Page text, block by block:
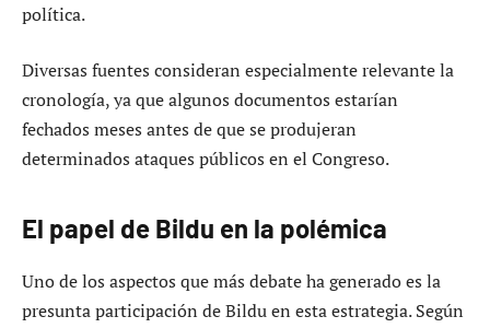
política.
Diversas fuentes consideran especialmente relevante la
cronología, ya que algunos documentos estarían
fechados meses antes de que se produjeran
determinados ataques públicos en el Congreso.
El papel de Bildu en la polémica
Uno de los aspectos que más debate ha generado es la
presunta participación de Bildu en esta estrategia. Según